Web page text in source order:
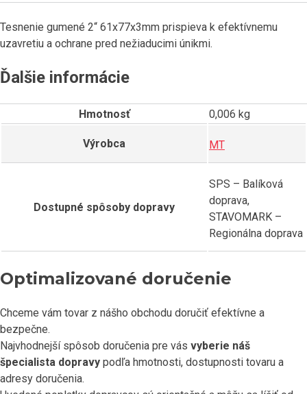
Tesnenie gumené 2“ 61x77x3mm prispieva k efektívnemu
uzavretiu a ochrane pred nežiaducimi únikmi.
Ďalšie informácie
Hmotnosť 0,006 kg
Výrobca MT
Dostupné spôsoby dopravy
SPS – Balíková
doprava,
STAVOMARK –
Regionálna doprava
Optimalizované doručenie
Chceme vám tovar z nášho obchodu doručiť efektívne a
bezpečne.
Najvhodnejší spôsob doručenia pre vás vyberie náš
špecialista dopravy podľa hmotnosti, dostupnosti tovaru a
adresy doručenia.